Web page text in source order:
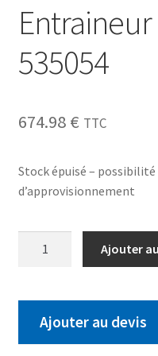
535054
674.98 € TTC
Stock épuisé –
d’approvisionnement
Ajouter
Ajouter au devis